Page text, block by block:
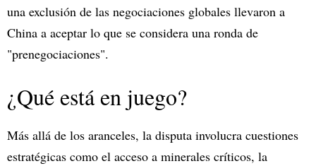
una exclusión de las negociaciones globales llevaron a
China a aceptar lo que se considera una ronda de
"prenegociaciones".
¿Qué está en juego?
Más allá de los aranceles, la disputa involucra cuestiones
estratégicas como el acceso a minerales críticos, la